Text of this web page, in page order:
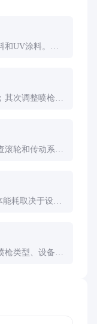
和UV涂料。具
其次调整喷枪距
滚轮和传动系
能耗取决于设备
枪类型、设备稳